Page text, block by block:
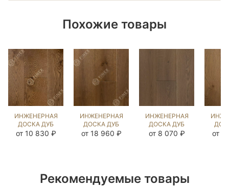
Похожие товары
ИНЖЕНЕРНАЯ
ДОСКА ДУБ
ЭСТЕЙТ NEW
от 10 830 ₽
ИНЖЕНЕРНАЯ
ДОСКА ДУБ
LUDLOW
от 18 960 ₽
ИНЖЕНЕРНАЯ
ДОСКА ДУБ
БЬЁРН
от 8 070 ₽ от
Рекомендуемые товары